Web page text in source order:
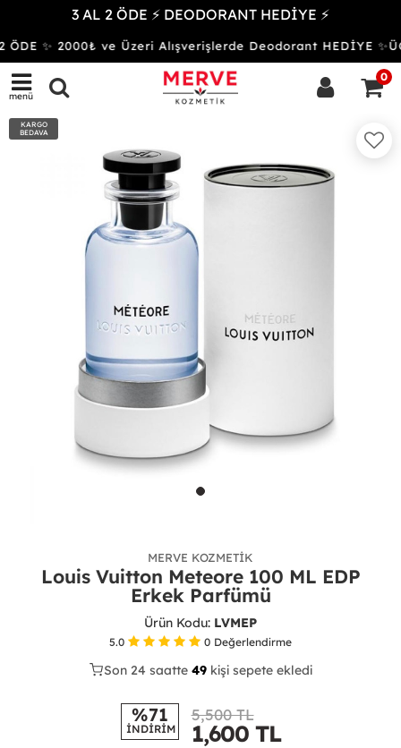
3 AL 2 ÖDE ⚡ DEODORANT HEDİYE ⚡
✨ 2000₺ ve Üzeri Alışverişlerde Deodorant HEDİYE
menü
0
KARGO
BEDAVA
MERVE KOZMETIK
Louis Vuitton Meteore 100 ML EDP
Erkek Parfümü
Ürün Kodu: LVMEP
5.0 0 Değerlendirme
25
Son 24 saatte 49kişi sepete ekledi
14
%71
İNDİRİM
5,500 TL
1,600TL